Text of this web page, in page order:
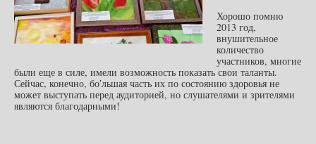
Хорошо помню
2013 год,
внушительное
количество
участников, многие
были еще в силе, имели возможность показать свои таланты.
Сейчас, конечно, бо′льшая часть их по состоянию здоровья не
может выступать перед аудиторией, но слушателями и зрителями
являются благодарными!